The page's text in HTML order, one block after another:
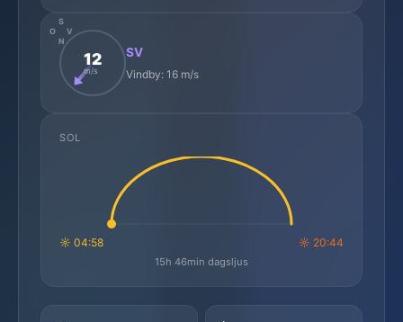
N
S
O
V
12
m/s
SV
Vindby: 16 m/s
SOL
☼ 04:58 ☼ 20:44
15h 46min dagsljus